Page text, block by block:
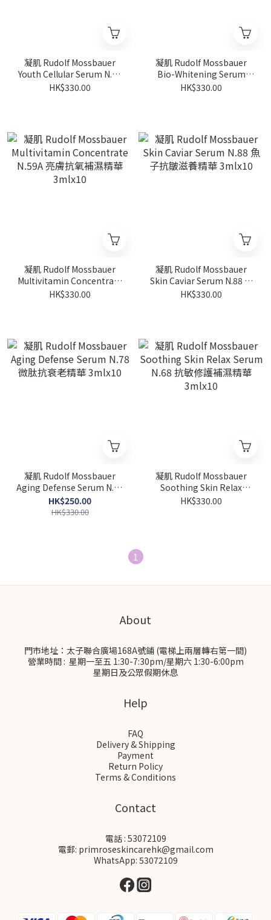
凝肌 Rudolf Mossbauer
Youth Cellular Serum N.69
幹細胞再生修護精華
HK$330.00
凝肌 Rudolf Mossbauer
Bio-Whitening Serum
N.58A 嫩白淡斑補濕精華
HK$330.00
凝肌 Rudolf Mossbauer
Multivitamin Concentrate
N.59A 亮膚抗氧補濕精華
HK$330.00
凝肌 Rudolf Mossbauer
Skin Caviar Serum N.88 魚
子抗皺滋養精華 3mlx10
HK$330.00
凝肌 Rudolf Mossbauer
Aging Defense Serum N.78
微肽抗衰老精華 3mlx10
HK$250.00
HK$330.00
凝肌 Rudolf Mossbauer
Soothing Skin Relax
Serum N.68 抗敏修護補濕精
HK$330.00
1
About
門市地址：太子聯合廣場168A號鋪 (電梯上兩層轉右第一間)
營業時間 : 星期一至五 1:30-7:30pm/星期六 1:30-6:00pm
星期日及公眾假期休息
Help
FAQ
Delivery & Shipping
Payment
Return Policy
Terms & Conditions
Contact
電話 : 53072109
電郵: primroseskincarehk@gmail.com
WhatsApp: 53072109